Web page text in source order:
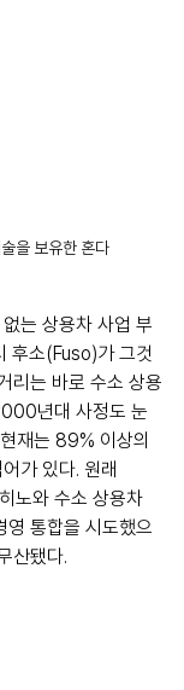
을 보유한 혼다
는 상용차 사업 부
후소(Fuso)가 그것
리는 바로 수소 상용
년대 사정도 눈
재는 89% 이상의
가 있다. 원래
노와 수소 상용차
영 통합을 시도했으
산됐다.